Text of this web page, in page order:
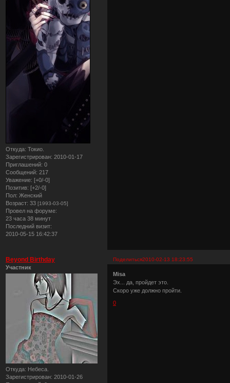
Откуда: Токио.
Зарегистрирован: 2010-01-17
Приглашений: 0
Сообщений: 217
Уважение: [+0/-0]
Позитив: [+2/-0]
Пол: Женский
Возраст: 33 [1993-03-05]
Провел на форуме:
23 часа 38 минут
Последний визит:
2010-05-15 16:42:37
Поделиться2010-02-13 18:23:55
Beyond Birthday
Участник
Откуда: Небеса.
Зарегистрирован: 2010-01-26
Misa
Эх... да, пройдет это.
Скоро уже должно пройти.
0